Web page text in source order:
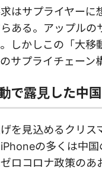
はサプライヤー
ある。アップル
しかしこの「大
サプライチェーン
で露見した中
を見込めるクリ
の多くは中
ロコロナ政策の